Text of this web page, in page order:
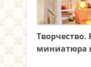
миниатюра